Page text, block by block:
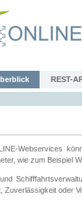
REST-
Webservices
wie zum Beispiel
Zuverlässigkeit oder